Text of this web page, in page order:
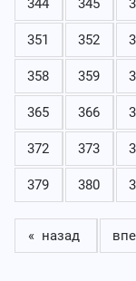
351 352
358 359
365 366
372 373
379 380
« назад